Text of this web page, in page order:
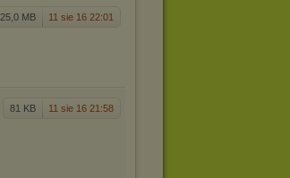
25,0 MB 11 sie 16 22:01
81 KB 11 sie 16 21:58